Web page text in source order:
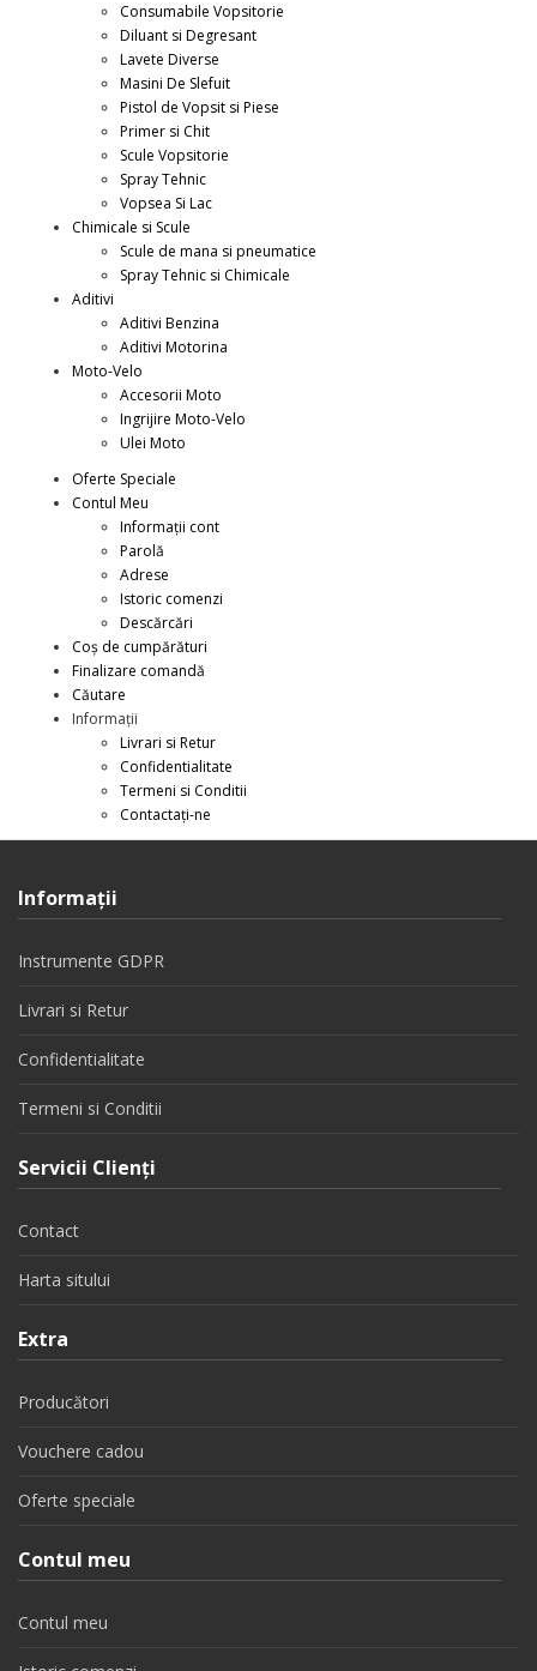
Consumabile Vopsitorie
Diluant si Degresant
Lavete Diverse
Masini De Slefuit
Pistol de Vopsit si Piese
Primer si Chit
Scule Vopsitorie
Spray Tehnic
Vopsea Si Lac
Chimicale si Scule
Scule de mana si pneumatice
Spray Tehnic si Chimicale
Aditivi
Aditivi Benzina
Aditivi Motorina
Moto-Velo
Accesorii Moto
Ingrijire Moto-Velo
Ulei Moto
Oferte Speciale
Contul Meu
Informații cont
Parolă
Adrese
Istoric comenzi
Descărcări
Coș de cumpărături
Finalizare comandă
Căutare
Informații
Livrari si Retur
Confidentialitate
Termeni si Conditii
Contactați-ne
Informaţii
Instrumente GDPR
Livrari si Retur
Confidentialitate
Termeni si Conditii
Servicii Clienţi
Contact
Harta sitului
Extra
Producători
Vouchere cadou
Oferte speciale
Contul meu
Contul meu